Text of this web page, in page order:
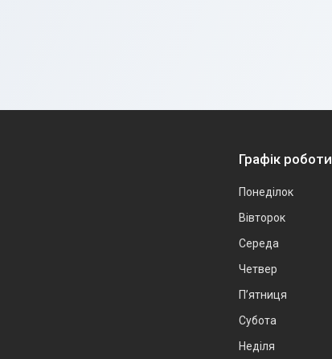
Графік роботи
Понеділок
Вівторок
Середа
Четвер
Пʼятниця
Субота
Неділя